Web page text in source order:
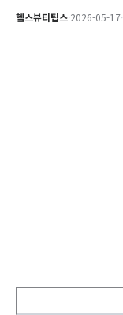
헬스뷰티팁스·2026-05-17·